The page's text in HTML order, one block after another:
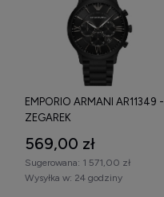
EMPORIO ARMANI AR11349 -
ZEGAREK
569,00 zł
Wysyłka w: 24 godziny
Sugerowana: 1 571,00 zł